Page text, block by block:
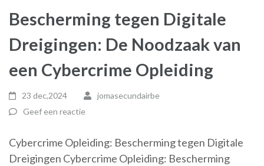
Bescherming tegen Digitale
Dreigingen: De Noodzaak van
een Cybercrime Opleiding
23 dec,2024
jomasecundairbe
Geef een reactie
Cybercrime Opleiding: Bescherming tegen Digitale
Dreigingen Cybercrime Opleiding: Bescherming